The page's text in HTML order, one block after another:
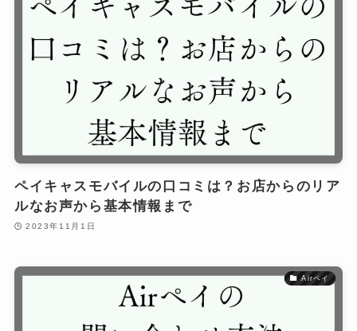
ペイキャスモバイルの口コミは？お店からのリア
ルなお声から基本情報まで
2023年11月1日
Airペイ